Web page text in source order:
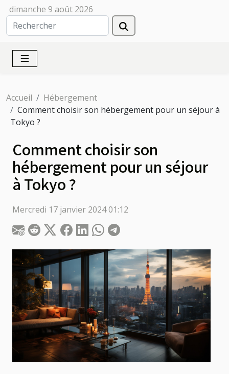
dimanche 9 août 2026
Accueil
Hébergement
Comment choisir son hébergement pour un séjour à
Tokyo ?
Comment choisir son
hébergement pour un séjour
à Tokyo ?
Mercredi 17 janvier 2024 01:12